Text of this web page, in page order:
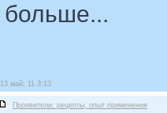
больше...
13 май, 11 3:13
Проявители: рецепты, опыт применения